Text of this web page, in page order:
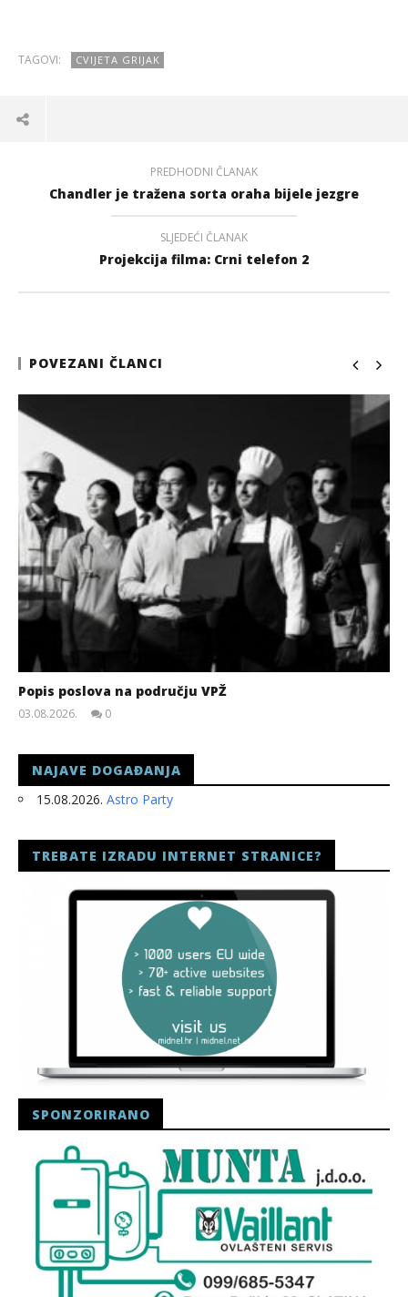
TAGOVI: CVIJETA GRIJAK
PREDHODNI ČLANAK
Chandler je tražena sorta oraha bijele jezgre
SLJEDEĆI ČLANAK
Projekcija filma: Crni telefon 2
POVEZANI ČLANCI
Popis poslova na području VPŽ
03.08.2026.
0
NAJAVE DOGAĐANJA
15.08.2026. Astro Party
TREBATE IZRADU INTERNET STRANICE?
SPONZORIRANO